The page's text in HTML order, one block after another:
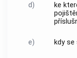
d)
ke
e) kdy